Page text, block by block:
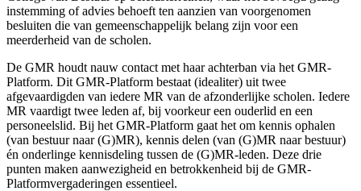
instemming of advies behoeft ten aanzien van voorgenomen
besluiten die van gemeenschappelijk belang zijn voor een
meerderheid van de scholen.
De GMR houdt nauw contact met haar achterban via het GMR-
Platform. Dit GMR-Platform bestaat (idealiter) uit twee
afgevaardigden van iedere MR van de afzonderlijke scholen. Iedere
MR vaardigt twee leden af, bij voorkeur een ouderlid en een
personeelslid. Bij het GMR-Platform gaat het om kennis ophalen
(van bestuur naar (G)MR), kennis delen (van (G)MR naar bestuur)
én onderlinge kennisdeling tussen de (G)MR-leden. Deze drie
punten maken aanwezigheid en betrokkenheid bij de GMR-
Platformvergaderingen essentieel.